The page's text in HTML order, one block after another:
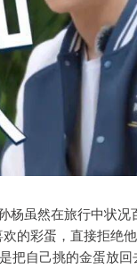
虽然在旅行中状
的彩蛋，直接拒绝
把自己挑的金蛋放